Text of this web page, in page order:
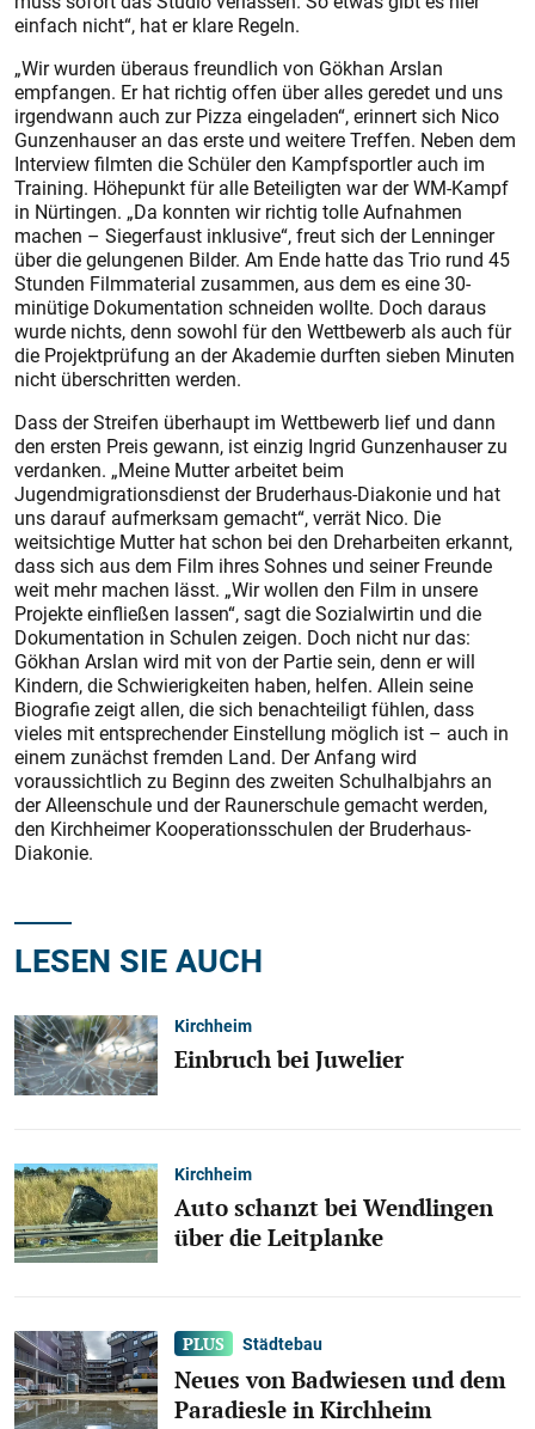
einfach nicht“, hat er klare Regeln.
„Wir wurden überaus freundlich von Gökhan Arslan
empfangen. Er hat richtig offen über alles geredet und uns
irgendwann auch zur Pizza eingeladen“, erinnert sich Nico
Gunzenhauser an das erste und weitere Treffen. Neben dem
Interview filmten die Schüler den Kampfsportler auch im
Training. Höhepunkt für alle Beteiligten war der WM-Kampf
in Nürtingen. „Da konnten wir richtig tolle Aufnahmen
machen – Siegerfaust inklusive“, freut sich der Lenninger
über die gelungenen Bilder. Am Ende hatte das Trio rund 45
Stunden Filmmaterial zusammen, aus dem es eine 30-
minütige Dokumentation schneiden wollte. Doch daraus
wurde nichts, denn sowohl für den Wettbewerb als auch für
die Projektprüfung an der Akademie durften sieben Minuten
nicht überschritten werden.
Dass der Streifen überhaupt im Wettbewerb lief und dann
den ersten Preis gewann, ist einzig Ingrid Gunzenhauser zu
verdanken. „Meine Mutter arbeitet beim
Jugendmigrationsdienst der Bruderhaus-Diakonie und hat
uns darauf aufmerksam gemacht“, verrät Nico. Die
weitsichtige Mutter hat schon bei den Dreharbeiten erkannt,
dass sich aus dem Film ihres Sohnes und seiner Freunde
weit mehr machen lässt. „Wir wollen den Film in unsere
Projekte einfließen lassen“, sagt die Sozialwirtin und die
Dokumentation in Schulen zeigen. Doch nicht nur das:
Gökhan Arslan wird mit von der Partie sein, denn er will
Kindern, die Schwierigkeiten haben, helfen. Allein seine
Biografie zeigt allen, die sich benachteiligt fühlen, dass
vieles mit entsprechender Einstellung möglich ist – auch in
einem zunächst fremden Land. Der Anfang wird
voraussichtlich zu Beginn des zweiten Schulhalbjahrs an
der Alleenschule und der Raunerschule gemacht werden,
den Kirchheimer Kooperationsschulen der Bruderhaus-
Diakonie.
LESEN SIE AUCH
Kirchheim
Einbruch bei Juwelier
Kirchheim
Auto schanzt bei Wendlingen
über die Leitplanke
Städtebau
Neues von Badwiesen und dem
Paradiesle in Kirchheim